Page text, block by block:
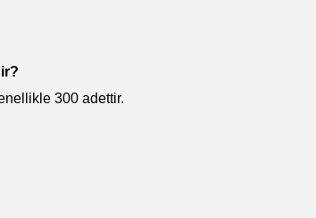
300 adettir.